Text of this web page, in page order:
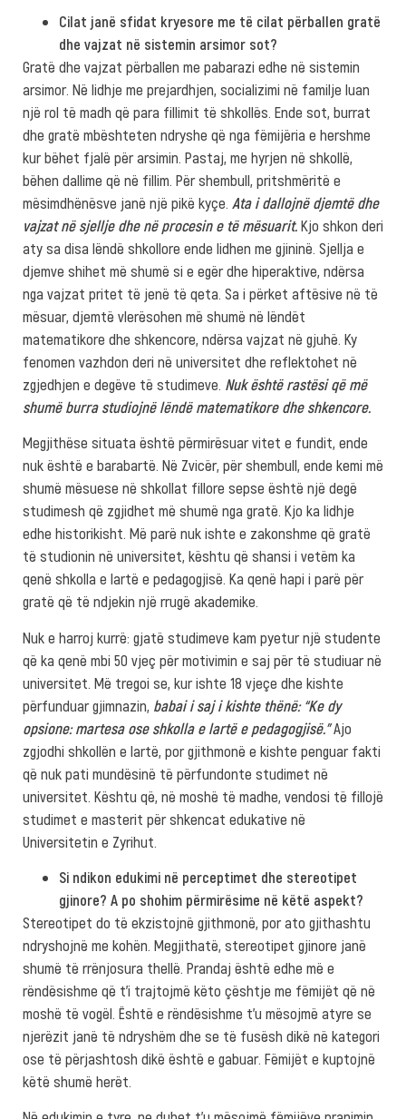
Cilat janë sfidat kryesore me të cilat përballen gratë
dhe vajzat në sistemin arsimor sot?
Gratë dhe vajzat përballen me pabarazi edhe në sistemin
arsimor. Në lidhje me prejardhjen, socializimi në familje luan
një rol të madh që para fillimit të shkollës. Ende sot, burrat
dhe gratë mbështeten ndryshe që nga fëmijëria e hershme
kur bëhet fjalë për arsimin. Pastaj, me hyrjen në shkollë,
bëhen dallime që në fillim. Për shembull, pritshmëritë e
mësimdhënësve janë një pikë kyçe. Ata i dallojnë djemtë dhe
vajzat në sjellje dhe në procesin e të mësuarit. Kjo shkon deri
aty sa disa lëndë shkollore ende lidhen me gjininë. Sjellja e
djemve shihet më shumë si e egër dhe hiperaktive, ndërsa
nga vajzat pritet të jenë të qeta. Sa i përket aftësive në të
mësuar, djemtë vlerësohen më shumë në lëndët
matematikore dhe shkencore, ndërsa vajzat në gjuhë. Ky
fenomen vazhdon deri në universitet dhe reflektohet në
zgjedhjen e degëve të studimeve. Nuk është rastësi që më
shumë burra studiojnë lëndë matematikore dhe shkencore.
Megjithëse situata është përmirësuar vitet e fundit, ende
nuk është e barabartë. Në Zvicër, për shembull, ende kemi më
shumë mësuese në shkollat fillore sepse është një degë
studimesh që zgjidhet më shumë nga gratë. Kjo ka lidhje
edhe historikisht. Më parë nuk ishte e zakonshme që gratë
të studionin në universitet, kështu që shansi i vetëm ka
qenë shkolla e lartë e pedagogjisë. Ka qenë hapi i parë për
gratë që të ndjekin një rrugë akademike.
Nuk e harroj kurrë: gjatë studimeve kam pyetur një studente
që ka qenë mbi 50 vjeç për motivimin e saj për të studiuar në
universitet. Më tregoi se, kur ishte 18 vjeçe dhe kishte
përfunduar gjimnazin, babai i saj i kishte thënë: “Ke dy
opsione: martesa ose shkolla e lartë e pedagogjisë.” Ajo
zgjodhi shkollën e lartë, por gjithmonë e kishte penguar fakti
që nuk pati mundësinë të përfundonte studimet në
universitet. Kështu që, në moshë të madhe, vendosi të fillojë
studimet e masterit për shkencat edukative në
Universitetin e Zyrihut.
Si ndikon edukimi në perceptimet dhe stereotipet
gjinore? A po shohim përmirësime në këtë aspekt?
Stereotipet do të ekzistojnë gjithmonë, por ato gjithashtu
ndryshojnë me kohën. Megjithatë, stereotipet gjinore janë
shumë të rrënjosura thellë. Prandaj është edhe më e
rëndësishme që t’i trajtojmë këto çështje me fëmijët që në
moshë të vogël. Është e rëndësishme t’u mësojmë atyre se
njerëzit janë të ndryshëm dhe se të fusësh dikë në kategori
ose të përjashtosh dikë është e gabuar. Fëmijët e kuptojnë
këtë shumë herët.